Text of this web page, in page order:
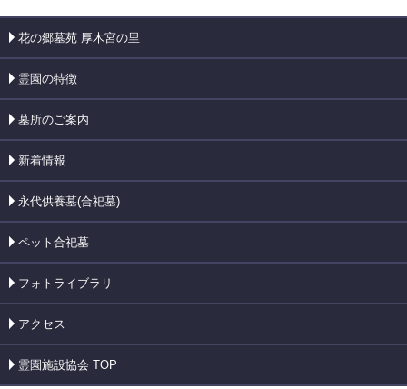
花の郷墓苑 厚木宮の里
霊園の特徴
墓所のご案内
新着情報
永代供養墓(合祀墓)
ペット合祀墓
フォトライブラリ
アクセス
霊園施設協会 TOP